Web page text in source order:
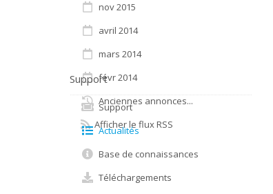
nov 2015
avril 2014
mars 2014
févr 2014
Anciennes annonces...
Afficher le flux RSS
Support
Support
Actualités
Base de connaissances
Téléchargements